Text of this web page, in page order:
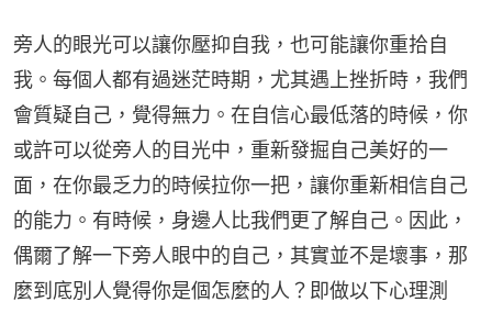
旁人的眼光可以讓你壓抑自我，也可能讓你重拾自
我。每個人都有過迷茫時期，尤其遇上挫折時，我們
會質疑自己，覺得無力。在自信心最低落的時候，你
或許可以從旁人的目光中，重新發掘自己美好的一
面，在你最乏力的時候拉你一把，讓你重新相信自己
的能力。有時候，身邊人比我們更了解自己。因此，
偶爾了解一下旁人眼中的自己，其實並不是壞事，那
麼到底別人覺得你是個怎麼的人？即做以下心理測